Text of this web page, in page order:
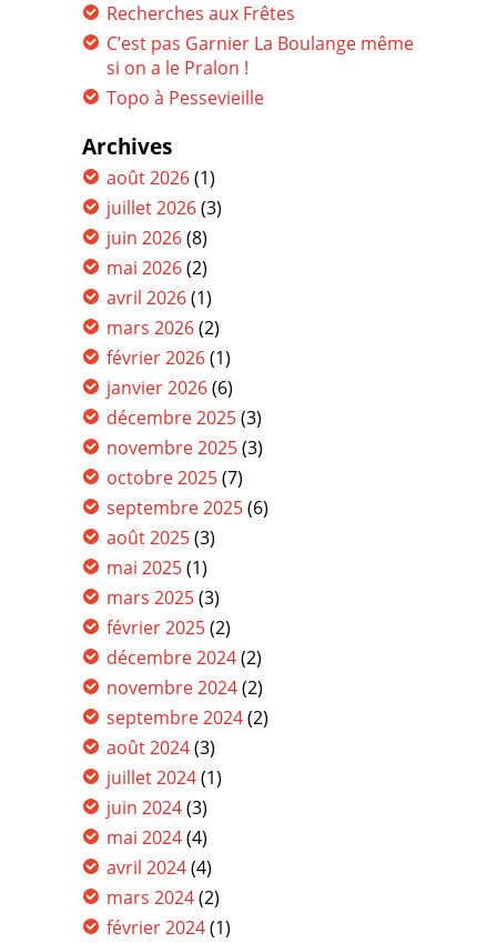
Recherches aux Frêtes
C’est pas Garnier La Boulange même
si on a le Pralon !
Topo à Pessevieille
Archives
août 2026(1)
juillet 2026(3)
juin 2026(8)
mai 2026(2)
avril 2026(1)
mars 2026(2)
février 2026(1)
janvier 2026(6)
décembre 2025(3)
novembre 2025(3)
octobre 2025(7)
septembre 2025(6)
août 2025(3)
mai 2025(1)
mars 2025(3)
février 2025(2)
décembre 2024(2)
novembre 2024(2)
septembre 2024(2)
août 2024(3)
juillet 2024(1)
juin 2024(3)
mai 2024(4)
avril 2024(4)
mars 2024(2)
février 2024(1)